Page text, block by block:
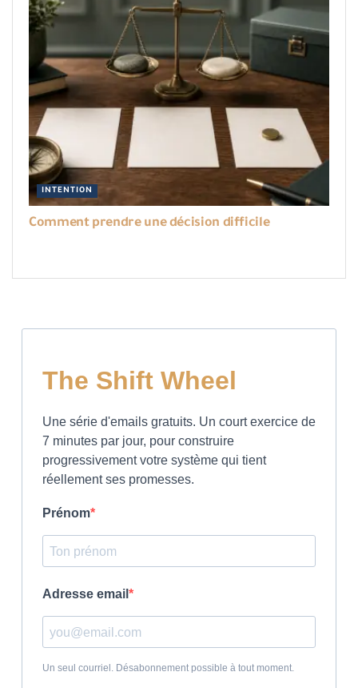
INTENTION
Comment prendre une décision difficile
The Shift Wheel
Une série d'emails gratuits. Un court exercice de
7 minutes par jour, pour construire
progressivement votre système qui tient
réellement ses promesses.
Prénom
Adresse email
Un seul courriel. Désabonnement possible à tout moment.